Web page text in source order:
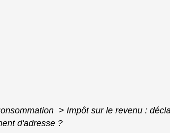
> Impôt sur le revenu :
d'adresse ?